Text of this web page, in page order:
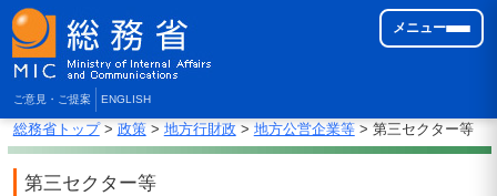
ご意見・ご提案 ENGLISH
メニュー
総務省トップ> 政策> 地方行財政 > 地方公営企業等> 第三セクター等
第三セクター等